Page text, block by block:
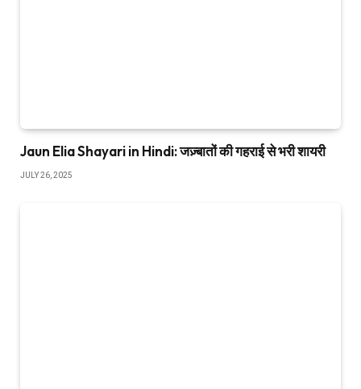
Jaun Elia Shayari in Hindi: जज़्बातों की गहराई से भरी शायरी
JULY 26, 2025